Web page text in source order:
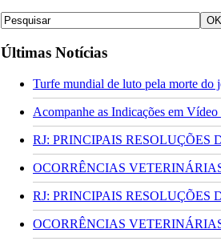
Últimas Notícias
Turfe mundial de luto pela morte do
Acompanhe as Indicações em
RJ: PRINCIPAIS
OCORRÊNCIAS
RJ: PRINCIPAIS
OCORRÊNCIAS